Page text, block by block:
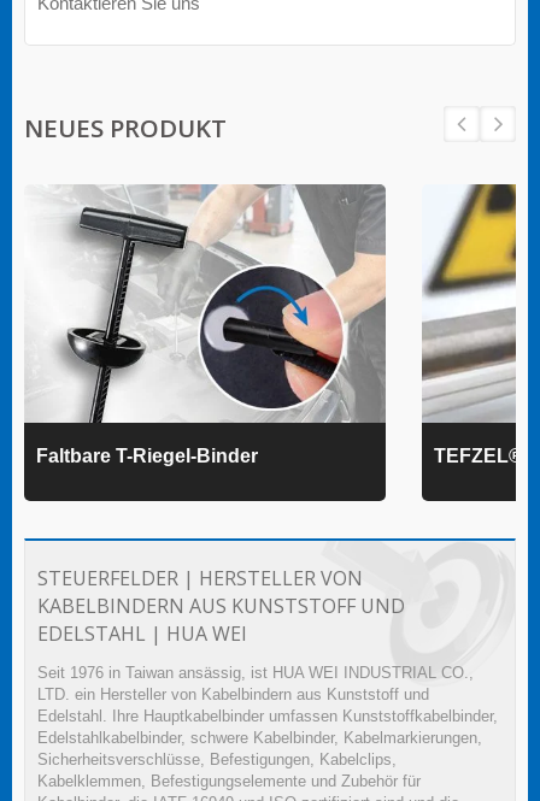
NEUES PRODUKT
Faltbare T-Riegel-Binder TEFZEL®
STEUERFELDER | HERSTELLER VON
KABELBINDERN AUS KUNSTSTOFF UND
EDELSTAHL | HUA WEI
Seit 1976 in Taiwan ansässig, ist HUA WEI INDUSTRIAL CO.,
LTD. ein Hersteller von Kabelbindern aus Kunststoff und
Edelstahl. Ihre Hauptkabelbinder umfassen Kunststoffkabelbinder,
Edelstahlkabelbinder, schwere Kabelbinder, Kabelmarkierungen,
Sicherheitsverschlüsse, Befestigungen, Kabelclips,
Kabelklemmen, Befestigungselemente und Zubehör für